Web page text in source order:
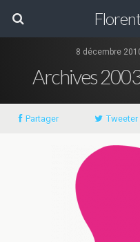
8 décembre
Archives
Partager Tweeter